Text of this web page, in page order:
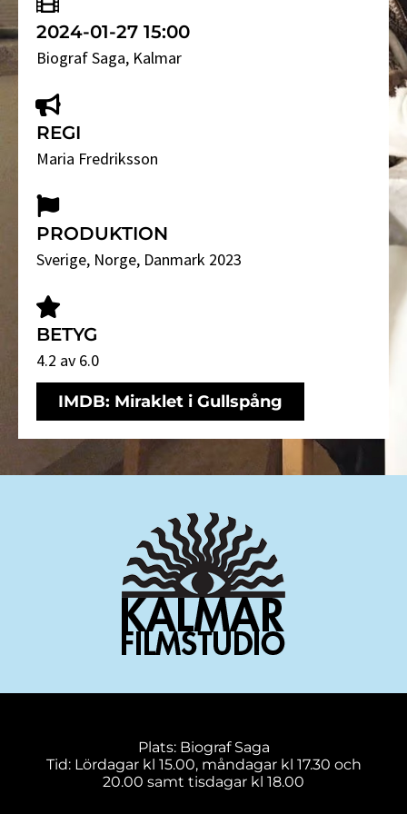
2024-01-27 15:00
Biograf Saga, Kalmar
REGI
Maria Fredriksson
PRODUKTION
Sverige, Norge, Danmark 2023
BETYG
4.2 av 6.0
IMDB: Miraklet i Gullspång
Plats: Biograf Saga
Tid: Lördagar kl 15.00, måndagar kl 17.30 och
20.00 samt tisdagar kl 18.00